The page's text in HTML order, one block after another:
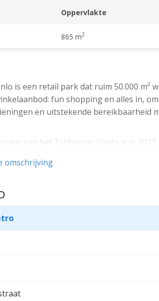
Oppervlakte
865 m2
is een retail park dat ruim 50.000 m²
fun shopping en alles in,
en uitstekende bereikbaarheid
van het Trefcenter Venlo is in
naar een modern overdekt
een unieke mix van een ruim dagelijks
te Venlo, tussen Bauhaus en
op jaarbasis ( 30% uit Duitsland)
omschrijving